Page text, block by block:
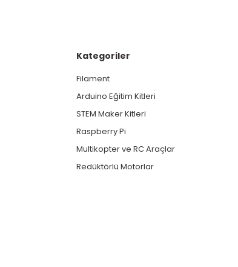
Kategoriler
Filament
Arduino Eğitim Kitleri
STEM Maker Kitleri
Raspberry Pi
Multikopter ve RC Araçlar
Redüktörlü Motorlar